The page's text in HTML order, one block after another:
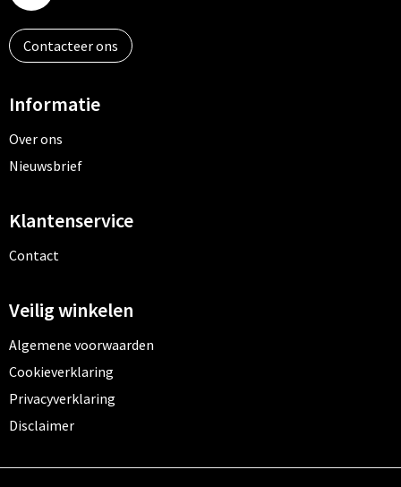
Contacteer ons
Informatie
Over ons
Nieuwsbrief
Klantenservice
Contact
Veilig winkelen
Algemene voorwaarden
Cookieverklaring
Privacyverklaring
Disclaimer